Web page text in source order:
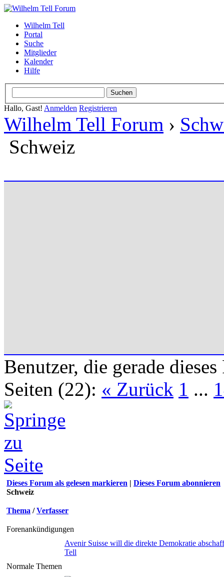
Wilhelm Tell
Portal
Suche
Mitglieder
Kalender
Hilfe
Hallo, Gast! Anmelden Registrieren
Wilhelm Tell Forum ›
Schweiz
Benutzer, die gerade
Seiten (22): « Zurück 1 ...
Dieses Forum als gelesen markieren | Dieses Forum abonnieren
Schweiz
Thema /Verfasser
Forenankündigungen
Avenir Suisse will die direkte Demokratie
Tell
Normale Themen